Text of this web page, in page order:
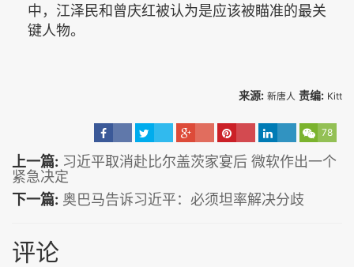
中，江泽民和曾庆红被认为是应该被瞄准的最关
键人物。
来源: 新唐人 责编: Kitt
78
上一篇: 习近平取消赴比尔盖茨家宴后 微软作出一个
紧急决定
下一篇: 奥巴马告诉习近平：必须坦率解决分歧
评论